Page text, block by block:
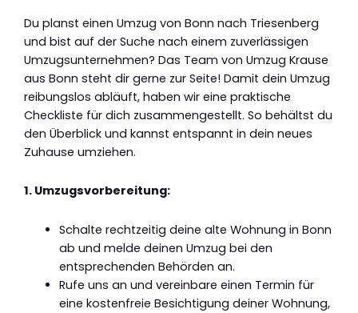
Du planst einen Umzug von Bonn nach Triesenberg
und bist auf der Suche nach einem zuverlässigen
Umzugsunternehmen? Das Team von Umzug Krause
aus Bonn steht dir gerne zur Seite! Damit dein Umzug
reibungslos abläuft, haben wir eine praktische
Checkliste für dich zusammengestellt. So behältst du
den Überblick und kannst entspannt in dein neues
Zuhause umziehen.
1. Umzugsvorbereitung:
Schalte rechtzeitig deine alte Wohnung in Bonn
ab und melde deinen Umzug bei den
entsprechenden Behörden an.
Rufe uns an und vereinbare einen Termin für
eine kostenfreie Besichtigung deiner Wohnung,